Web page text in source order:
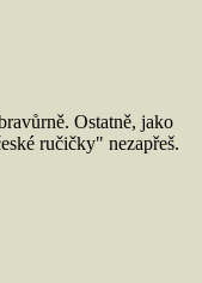
Ostatně, jako
ručičky" nezapřeš.